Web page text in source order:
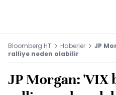
Bloomberg HT Haberler
JP
ralliye neden olabilir
JP Morgan: 'VIX